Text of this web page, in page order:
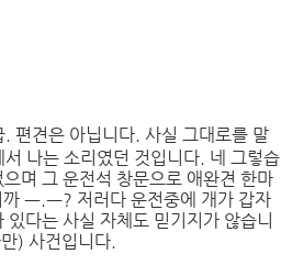
편견은 아닙니다. 사실 그대로를 말
나는 소리였던 것입니다. 네 그렇습
며 그 운전석 창문으로 애완견 한마
ㅡ.ㅡ? 저러다 운전중에 개가 갑자
다는 사실 자체도 믿기지가 않습니
) 사건입니다.